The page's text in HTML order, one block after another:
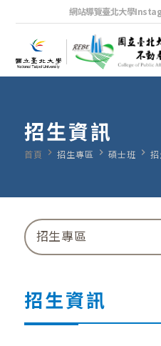
網站導覽臺北大學
招生資訊
首頁 navigate_next 招生專區 navigate_next 碩士班 navigate_next 招
招生專區
招生資訊